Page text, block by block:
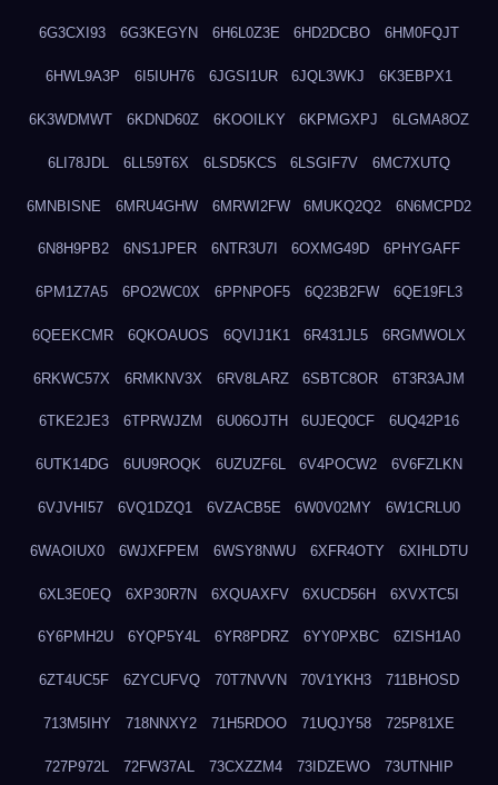
6G3CXI93 6G3KEGYN 6H6L0Z3E 6HD2DCBO 6HM0FQJT
6HWL9A3P 6I5IUH76 6JGSI1UR 6JQL3WKJ 6K3EBPX1
6K3WDMWT 6KDND60Z 6KOOILKY 6KPMGXPJ 6LGMA8OZ
6LI78JDL 6LL59T6X 6LSD5KCS 6LSGIF7V 6MC7XUTQ
6MNBISNE 6MRU4GHW 6MRWI2FW 6MUKQ2Q2 6N6MCPD2
6N8H9PB2 6NS1JPER 6NTR3U7I 6OXMG49D 6PHYGAFF
6PM1Z7A5 6PO2WC0X 6PPNPOF5 6Q23B2FW 6QE19FL3
6QEEKCMR 6QKOAUOS 6QVIJ1K1 6R431JL5 6RGMWOLX
6RKWC57X 6RMKNV3X 6RV8LARZ 6SBTC8OR 6T3R3AJM
6TKE2JE3 6TPRWJZM 6U06OJTH 6UJEQ0CF 6UQ42P16
6UTK14DG 6UU9ROQK 6UZUZF6L 6V4POCW2 6V6FZLKN
6VJVHI57 6VQ1DZQ1 6VZACB5E 6W0V02MY 6W1CRLU0
6WAOIUX0 6WJXFPEM 6WSY8NWU 6XFR4OTY 6XIHLDTU
6XL3E0EQ 6XP30R7N 6XQUAXFV 6XUCD56H 6XVXTC5I
6Y6PMH2U 6YQP5Y4L 6YR8PDRZ 6YY0PXBC 6ZISH1A0
6ZT4UC5F 6ZYCUFVQ 70T7NVVN 70V1YKH3 711BHOSD
713M5IHY 718NNXY2 71H5RDOO 71UQJY58 725P81XE
727P972L 72FW37AL 73CXZZM4 73IDZEWO 73UTNHIP